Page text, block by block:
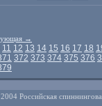
→
11 12 13 14 15 16 17 18
372 373 374 375 376
Российская